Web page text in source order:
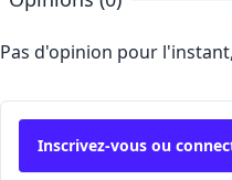
[{"language":"fr-ca",
[{"language":"fr-ca",
Pas d'opinion pour
Inscrivez-vous ou